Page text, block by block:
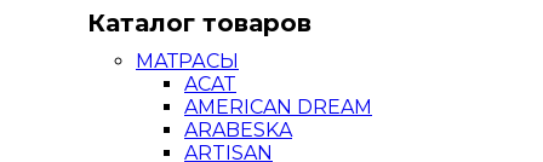
Каталог товаров
МАТРАСЫ
ACAT
AMERICAN DREAM
ARABESKA
ARTISAN